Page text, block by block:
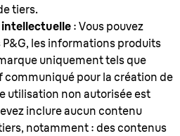
tiers.
intellectuelle : Vous pouvez
les informations produits
uniquement tels que
communiqué pour la création de
utilisation non autorisée est
inclure aucun contenu
notamment : des contenus